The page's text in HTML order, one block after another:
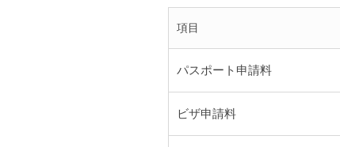
項目
パスポート申請料
ビザ申請料